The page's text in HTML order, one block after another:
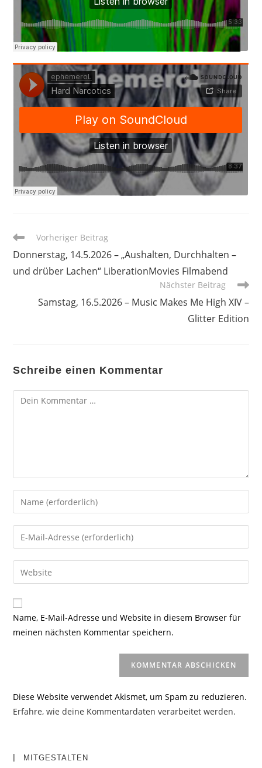
Weitere
ansehen
Vorheriger Beitrag
Donnerstag, 14.5.2026 – „Aushalten, Durchhalten –
und drüber Lachen“ LiberationMovies Filmabend
Nächster Beitrag
Samstag, 16.5.2026 – Music Makes Me High XIV –
Glitter Edition
Schreibe einen Kommentar
Kommentar
Gib
deinen
Namen
oder
zum
Kommentieren
ein
Gib
deine
E-
Mail-
zum
Kommentieren
ein
Gib
deine
Website-
URL
Name, E-Mail-Adresse und Website in diesem Browser für
meinen nächsten Kommentar speichern.
Diese Website verwendet Akismet, um Spam zu reduzieren.
Erfahre, wie deine Kommentardaten verarbeitet werden.
MITGESTALTEN